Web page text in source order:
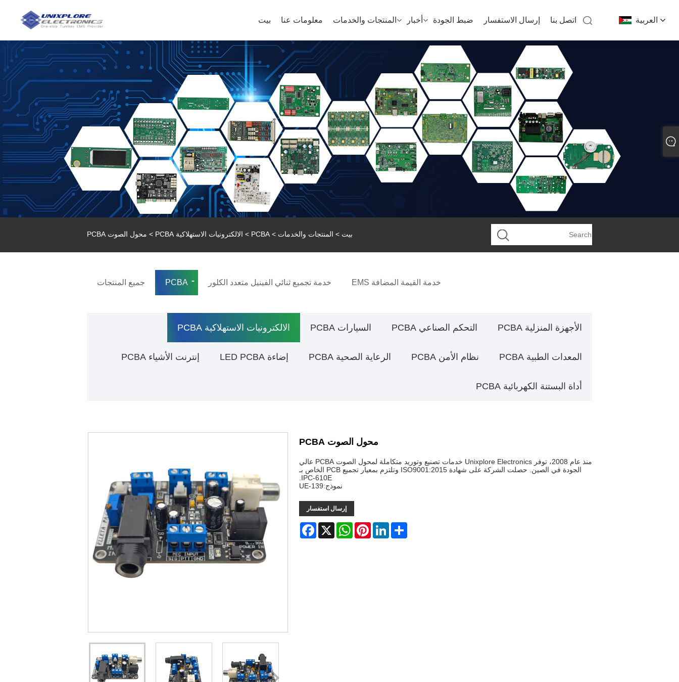
العربية بيت معلومات عنا المنتجات والخدمات أخبار ضبط الجودة إرسال الاستفسار اتصل بنا
بيت > المنتجات والخدمات >
PCBA
> الالكترونيات الاستهلاكية PCBA > محول الصوت PCBA
جميع المنتجات PCBA خدمة تجميع ثنائي الفينيل متعدد الكلور خدمة القيمة المضافة EMS
الأجهزة المنزلية PCBA التحكم الصناعي PCBA السيارات PCBA الالكترونيات الاستهلاكية PCBA
المعدات الطبية PCBA نظام الأمن PCBA الرعاية الصحية PCBA إضاءة LED PCBA إنترنت الأشياء PCBA
أداة البستنة الكهربائية PCBA
محول الصوت PCBA
منذ عام 2008، توفر Unixplore Electronics خدمات تصنيع وتوريد متكاملة لمحول الصوت PCBA عالي
الجودة في الصين. حصلت الشركة على شهادة ISO9001:2015 وتلتزم بمعيار تجميع PCB الخاص بـ
IPC-610E.
نموذج:UE-139
إرسال استفسار
Facebook X
WhatsAppPinterestLinkedInShare